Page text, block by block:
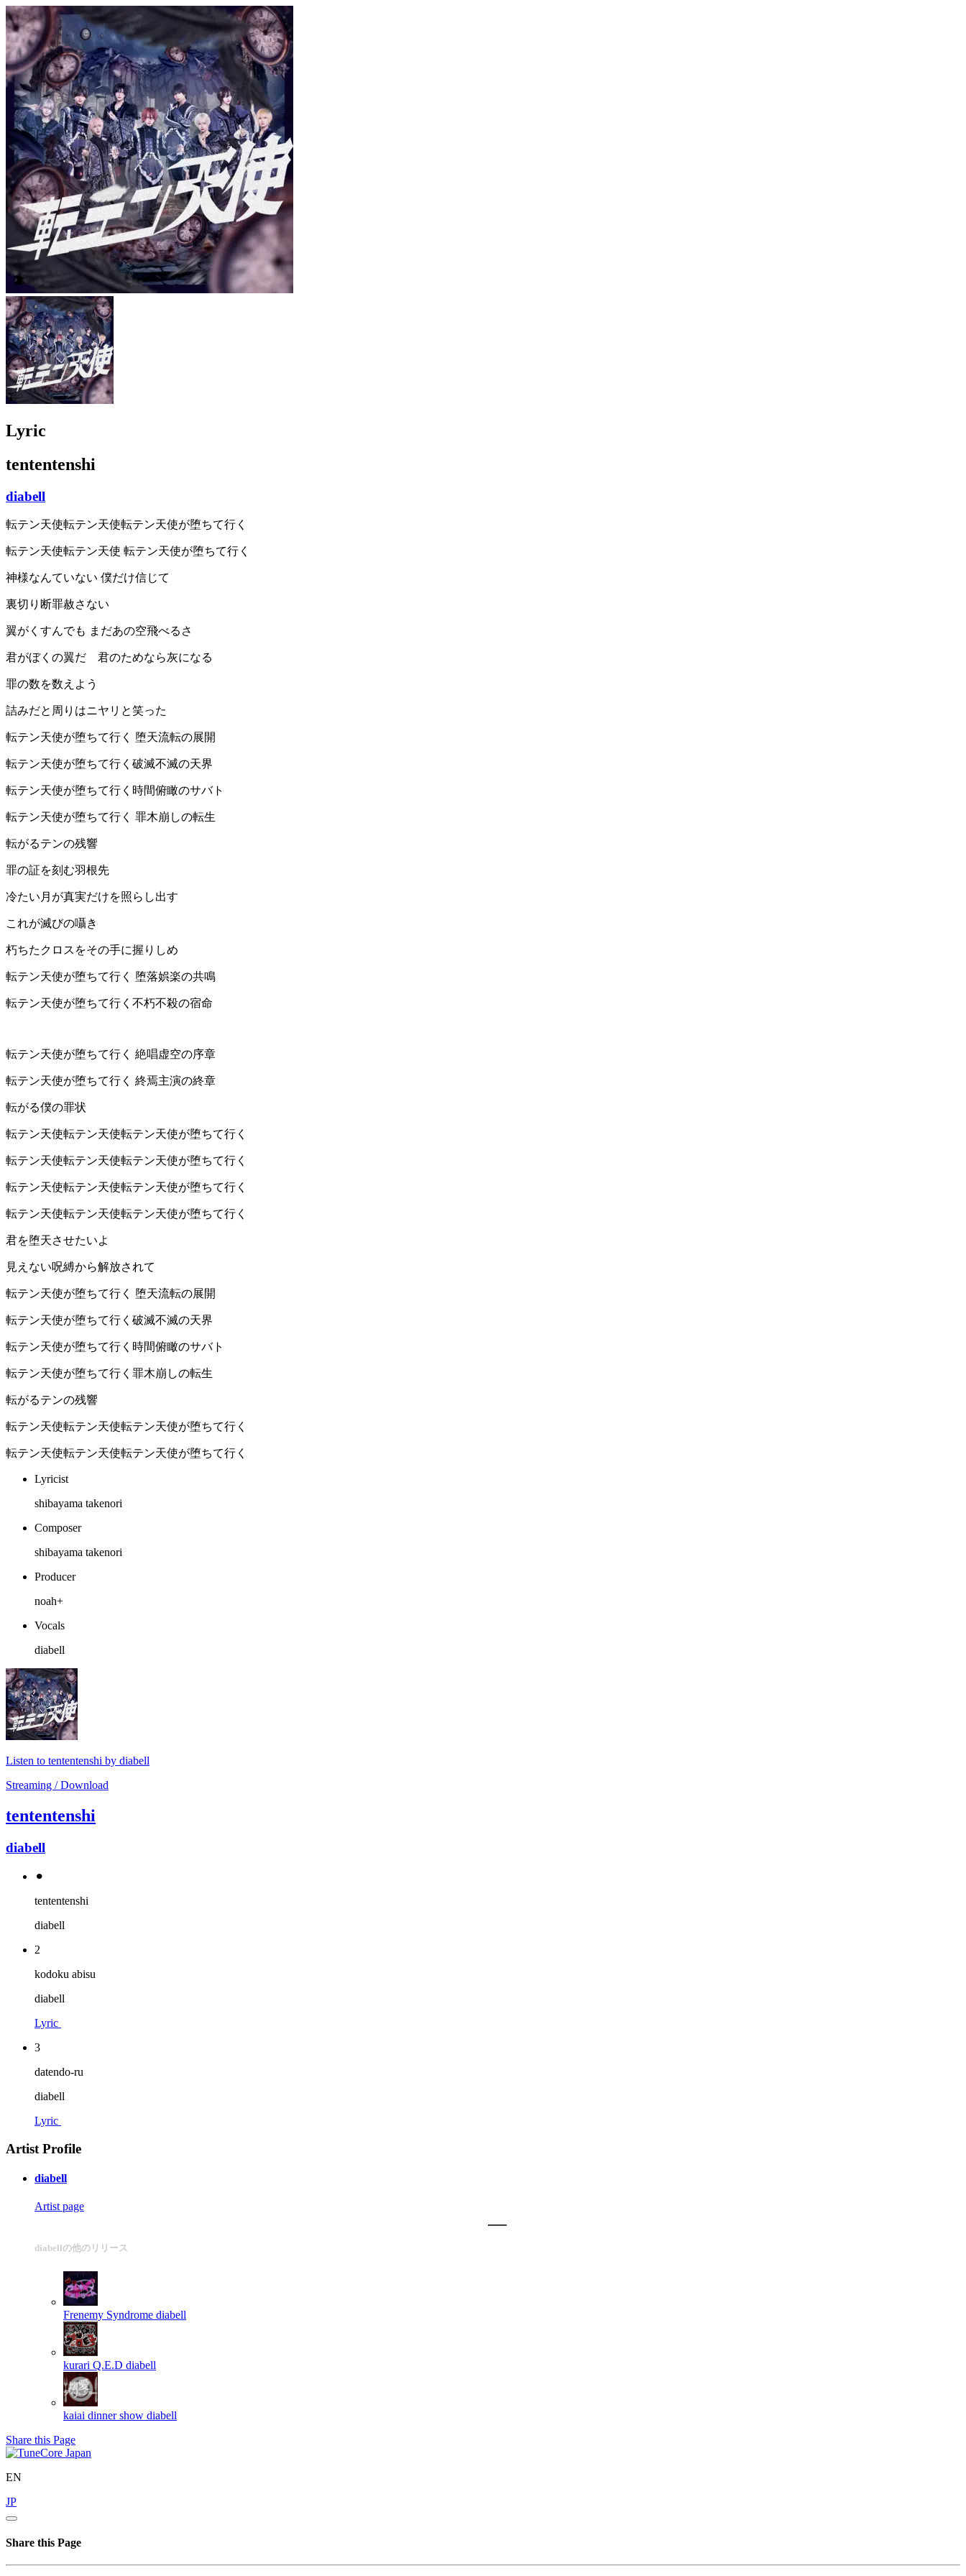
Lyric
tententenshi
diabell
転テン天使転テン天使転テン天使が堕ちて行く
転テン天使転テン天使 転テン天使が堕ちて行く
神様なんていない 僕だけ信じて
裏切り断罪赦さない
翼がくすんでも まだあの空飛べるさ
君がぼくの翼だ 君のためなら灰になる
罪の数を数えよう
詰みだと周りはニヤリと笑った
転テン天使が堕ちて行く 堕天流転の展開
転テン天使が堕ちて行く破滅不滅の天界
転テン天使が堕ちて行く時間俯瞰のサバト
転テン天使が堕ちて行く 罪木崩しの転生
転がるテンの残響
️罪の証を刻む羽根先
冷たい月が真実だけを照らし出す
これが滅びの囁き
朽ちたクロスをその手に握りしめ
転テン天使が堕ちて行く 堕落娯楽の共鳴
転テン天使が堕ちて行く不朽不殺の宿命
転テン天使が堕ちて行く 絶唱虚空の序章
転テン天使が堕ちて行く 終焉主演の終章
転がる僕の罪状
転テン天使転テン天使転テン天使が堕ちて行く
転テン天使転テン天使転テン天使が堕ちて行く
転テン天使転テン天使転テン天使が堕ちて行く
転テン天使転テン天使転テン天使が堕ちて行く
君を堕天させたいよ
見えない呪縛から解放されて
転テン天使が堕ちて行く 堕天流転の展開
転テン天使が堕ちて行く破滅不滅の天界
転テン天使が堕ちて行く時間俯瞰のサバト
転テン天使が堕ちて行く罪木崩しの転生
転がるテンの残響
転テン天使転テン天使転テン天使が堕ちて行く
転テン天使転テン天使転テン天使が堕ちて行く
Lyricist
shibayama takenori
Composer
shibayama takenori
Producer
noah+
Vocals
diabell
Listen to tententenshi by diabell
Streaming / Download
tententenshi
diabell
⚫︎
tententenshi
diabell
2
kodoku abisu
diabell
Lyric
3
datendo-ru
diabell
Lyric
Artist Profile
diabell
Artist page
diabellの他のリリース
Frenemy Syndrome diabell
kurari Q.E.D diabell
kaiai dinner show diabell
Share this Page
EN
JP
Share this Page